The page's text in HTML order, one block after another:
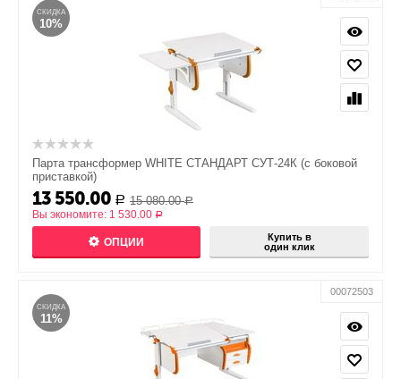
СКИДКА
10%
Парта трансформер WHITE СТАНДАРТ СУТ-24К (с боковой
приставкой)
13 550.00 Р 15 080.00 Р
Вы экономите: 1 530.00 Р
ОПЦИИ
Купить в
один клик
СКИДКА
11%
00072503